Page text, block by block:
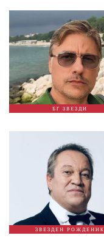
БГ ЗВЕЗДИ
ЗВЕЗДЕН РОЖДЕНИК